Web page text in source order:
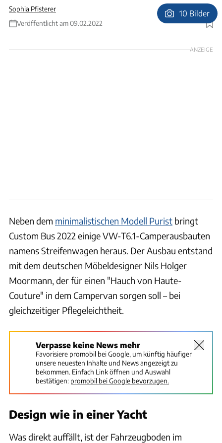
Sophia Pfisterer
Veröffentlicht am 09.02.2022
Foto: Custom Bus
10 Bilder
ANZEIGE
Neben dem minimalistischen Modell Purist bringt
Custom Bus 2022 einige VW-T6.1-Camperausbauten
namens Streifenwagen heraus. Der Ausbau entstand
mit dem deutschen Möbeldesigner Nils Holger
Moormann, der für einen "Hauch von Haute-
Couture" in dem Campervan sorgen soll – bei
gleichzeitiger Pflegeleichtheit.
Verpasse keine News mehr
Favorisiere promobil bei Google, um künftig häufiger
unsere neuesten Inhalte und News angezeigt zu
bekommen. Einfach Link öffnen und Auswahl
bestätigen: promobil bei Google bevorzugen.
Design wie in einer Yacht
Was direkt auffällt, ist der Fahrzeugboden im